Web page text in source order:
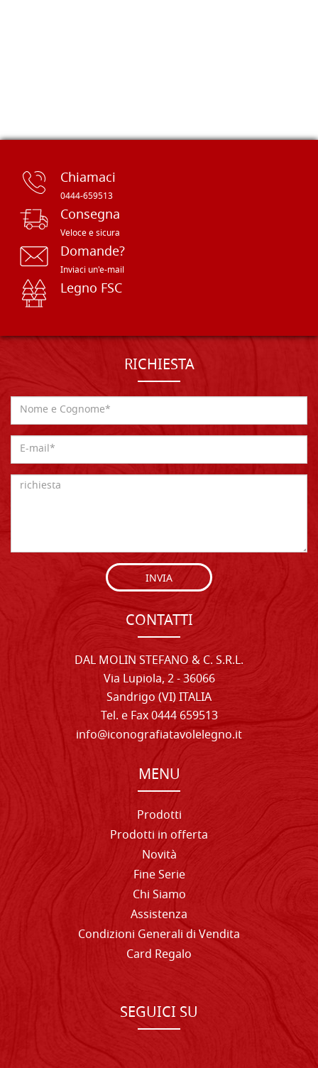
Chiamaci
0444-659513
Consegna
Veloce e sicura
Domande?
Inviaci un'e-mail
Legno FSC
RICHIESTA
INVIA
CONTATTI
DAL MOLIN STEFANO & C. S.R.L.
Via Lupiola, 2 - 36066
Sandrigo (VI) ITALIA
Tel. e Fax 0444 659513
info@iconografiatavolelegno.it
MENU
Prodotti
Prodotti in offerta
Novità
Fine Serie
Chi Siamo
Assistenza
Condizioni Generali di Vendita
Card Regalo
SEGUICI SU